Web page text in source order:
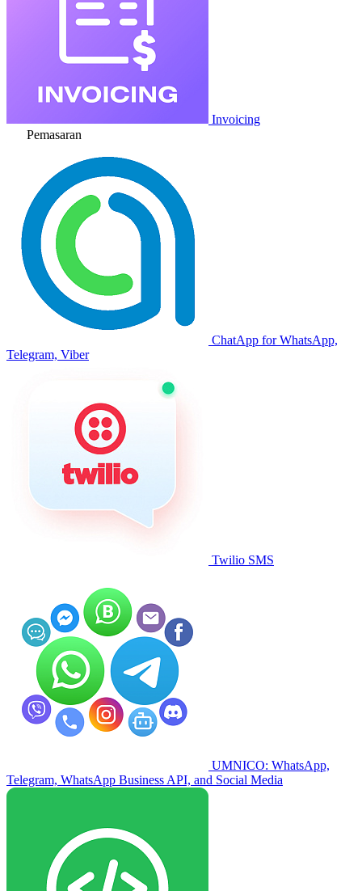
Invoicing
Pemasaran
ChatApp for WhatsApp,
Telegram, Viber
Twilio SMS
UMNICO: WhatsApp,
Telegram, WhatsApp Business API, and Social Media